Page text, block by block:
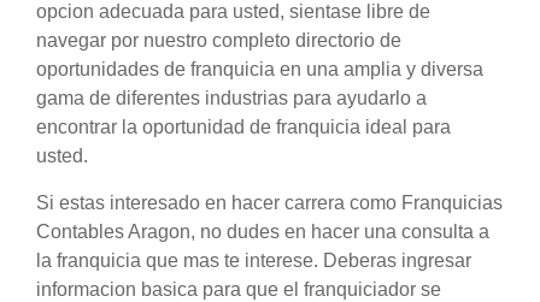
opcion adecuada para usted, sientase libre de
navegar por nuestro completo directorio de
oportunidades de franquicia en una amplia y diversa
gama de diferentes industrias para ayudarlo a
encontrar la oportunidad de franquicia ideal para
usted.
Si estas interesado en hacer carrera como Franquicias
Contables Aragon, no dudes en hacer una consulta a
la franquicia que mas te interese. Deberas ingresar
informacion basica para que el franquiciador se